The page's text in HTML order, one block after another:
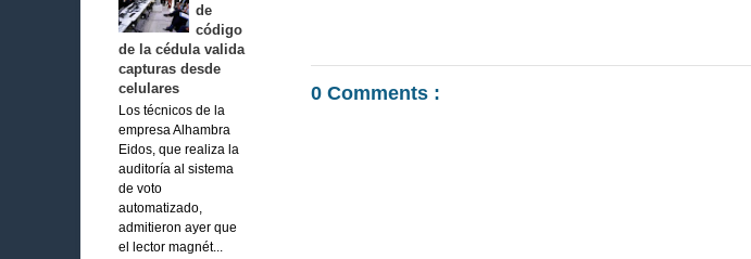
de
código
de la cédula valida
capturas desde
celulares
Los técnicos de la
empresa Alhambra
Eidos, que realiza la
auditoría al sistema
de voto
automatizado,
admitieron ayer que
el lector magnét...
0 Comments :